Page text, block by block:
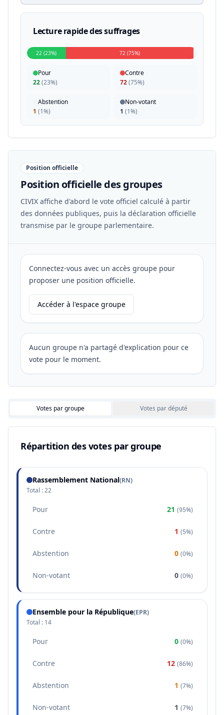
Lecture rapide des suffrages
22 (23%) 72 (75%)
Pour
22(23%)
Contre
72(75%)
Abstention
1 (1%)
Non-votant
1 (1%)
Position officielle
Position officielle des groupes
CIVIX affiche d'abord le vote officiel calculé à partir
des données publiques, puis la déclaration officielle
transmise par le groupe parlementaire.
Connectez-vous avec un accès groupe pour
proposer une position officielle.
Accéder à l'espace groupe
Aucun groupe n'a partagé d'explication pour ce
vote pour le moment.
Votes par groupe Votes par député
Répartition des votes par groupe
Rassemblement National(RN)
Total :22
Pour 21 (95%)
Contre 1 (5%)
Abstention 0 (0%)
Non-votant 0 (0%)
Ensemble pour la République(EPR)
Total : 14
Pour 0 (0%)
Contre 12 (86%)
Abstention 1 (7%)
Non-votant 1 (7%)